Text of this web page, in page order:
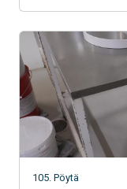
105. Pöytä